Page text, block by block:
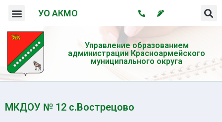
УО АКМО
Управление образованием
администрации Красноармейского
муниципального округа
МКДОУ № 12 с.Вострецово